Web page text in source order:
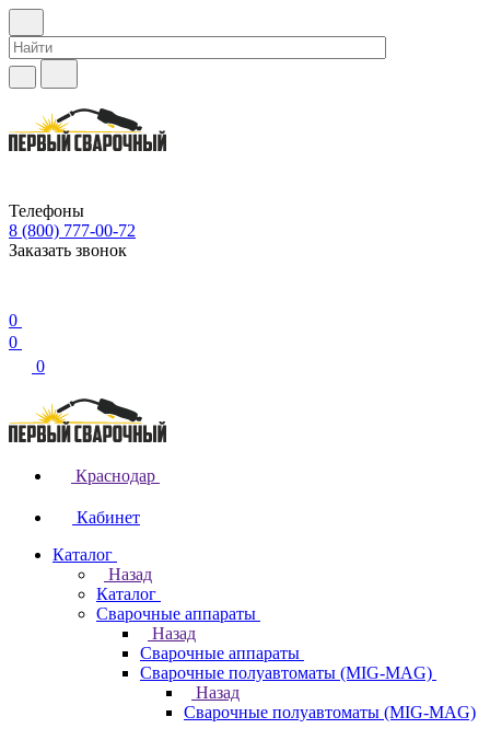
Телефоны
8 (800) 777-00-72
Заказать звонок
0
0
0
Краснодар
Кабинет
Каталог
Назад
Каталог
Сварочные аппараты
Назад
Сварочные аппараты
Сварочные полуавтоматы (MIG-MAG)
Назад
Сварочные полуавтоматы (MIG-MAG)